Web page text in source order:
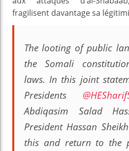
fragilisent davantage sa
The looting of public
the Somali
laws. In this joint
Presidents
Abdiqasim Salad
President Hassan
this and return to the